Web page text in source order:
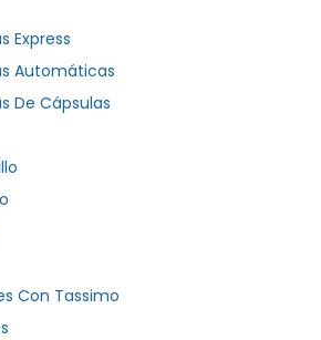
Express
Automáticas
De Cápsulas
Con Tassimo